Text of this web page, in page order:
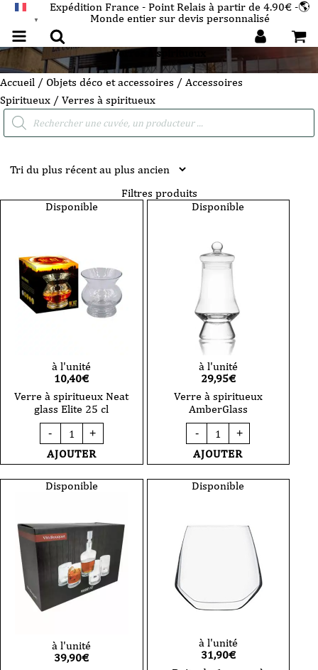
▼
Expédition France - Point Relais à partir de 4.90€ -🌎
Monde entier sur devis personnalisé
Verres à spiritueux
Accueil / Objets déco et accessoires / Accessoires
Spiritueux / Verres à spiritueux
Recherche
Filtres produits
Disponible
à l'unité
10,40€
Verre à spiritueux Neat
glass Elite 25 cl
-
quantité
de
Verre
à
Neat
glass
cl
+
AJOUTER
Disponible
à l'unité
29,95€
Verre à spiritueux
AmberGlass
-
quantité
de
Verre
à
AmberGlass
+
AJOUTER
Disponible
à l'unité
39,90€
Disponible
à l'unité
31,90€